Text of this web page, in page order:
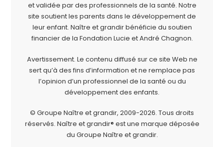
et validée par des professionnels de la santé. Notre
site soutient les parents dans le développement de
leur enfant. Naître et grandir bénéficie du soutien
financier de la Fondation Lucie et André Chagnon.
Avertissement. Le contenu diffusé sur ce site Web ne
sert qu’à des fins d’information et ne remplace pas
l’opinion d’un professionnel de la santé ou du
développement des enfants.
© Groupe Naître et grandir, 2009-2026. Tous droits
réservés. Naître et grandir® est une marque déposée
du Groupe Naître et grandir.